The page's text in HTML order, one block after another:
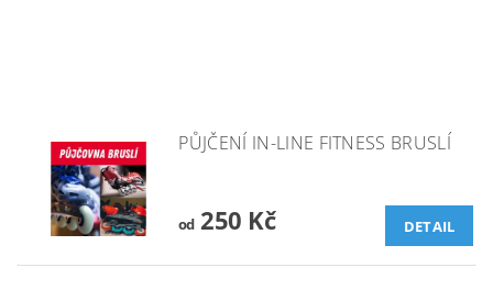
PŮJČENÍ IN-LINE FITNESS BRUSLÍ
od250 Kč DETAIL